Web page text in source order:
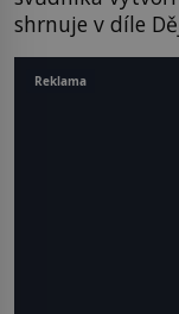
shrnuje v díle
Reklama